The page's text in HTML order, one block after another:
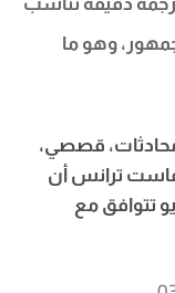
وهو ما
قصصي،
فاست ترانس أن
تتوافق مع